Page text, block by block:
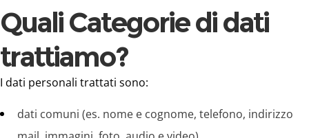
Quali Categorie di dati
trattiamo?
I dati personali trattati sono:
dati comuni (es. nome e cognome, telefono, indirizzo